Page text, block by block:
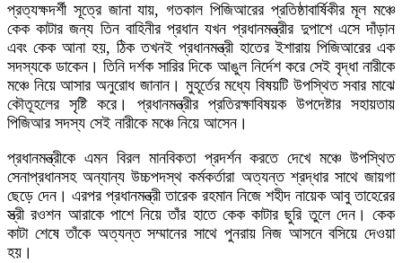
প্রত্যক্ষদর্শী সূত্রে জানা যায়, গতকাল পিজিআরের প্রতিষ্ঠাবার্ষিকীর মূল মঞ্চে
কেক কাটার জন্য তিন বাহিনীর প্রধান যখন প্রধানমন্ত্রীর দুপাশে এসে দাঁড়ান
এবং কেক আনা হয়, ঠিক তখনই প্রধানমন্ত্রী হাতের ইশারায় পিজিআরের এক
সদস্যকে ডাকেন। তিনি দর্শক সারির দিকে আঙুল নির্দেশ করে সেই বৃদ্ধা নারীকে
মঞ্চে নিয়ে আসার অনুরোধ জানান। মুহূর্তের মধ্যে বিষয়টি উপস্থিত সবার মাঝে
কৌতূহলের সৃষ্টি করে। প্রধানমন্ত্রীর প্রতিরক্ষাবিষয়ক উপদেষ্টার সহায়তায়
পিজিআর সদস্য সেই নারীকে মঞ্চে নিয়ে আসেন।
প্রধানমন্ত্রীকে এমন বিরল মানবিকতা প্রদর্শন করতে দেখে মঞ্চে উপস্থিত
সেনাপ্রধানসহ অন্যান্য উচ্চপদস্থ কর্মকর্তারা অত্যন্ত শ্রদ্ধার সাথে জায়গা
ছেড়ে দেন। এরপর প্রধানমন্ত্রী তারেক রহমান নিজে শহীদ নায়েক আবু তাহেরের
স্ত্রী রওশন আরাকে পাশে নিয়ে তাঁর হাতে কেক কাটার ছুরি তুলে দেন। কেক
কাটা শেষে তাঁকে অত্যন্ত সম্মানের সাথে পুনরায় নিজ আসনে বসিয়ে দেওয়া
হয়।